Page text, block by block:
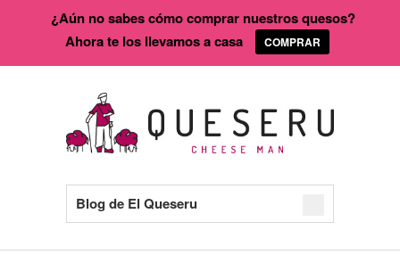
Blog de El Queseru
¿Aún no sabes cómo comprar nuestros quesos?
Ahora te los llevamos a casa
COMPRAR